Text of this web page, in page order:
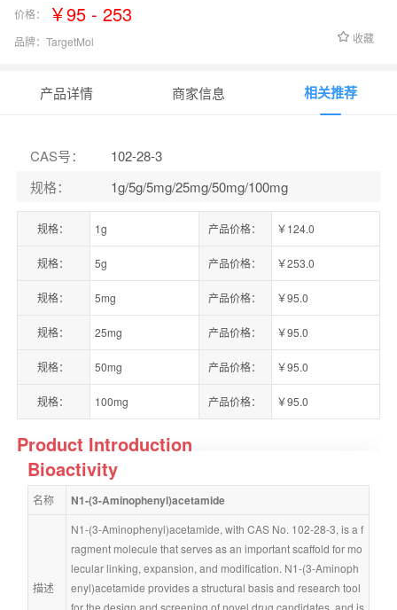
价格： ￥95 - 253
品牌： TargetMol 收藏
产品详情 商家信息 相关推荐
CAS号：
102-28-3
规格： 1g/5g/5mg/25mg/50mg/100mg
规格： 1g 产品价格： ￥124.0
规格： 5g 产品价格： ￥253.0
规格： 5mg 产品价格： ￥95.0
规格： 25mg 产品价格： ￥95.0
规格： 50mg 产品价格： ￥95.0
规格： 100mg 产品价格： ￥95.0
Product Introduction
Bioactivity
名称 N1-(3-Aminophenyl)acetamide
描述
N1-(3-Aminophenyl)acetamide, with CAS No. 102-28-3, is a f
ragment molecule that serves as an important scaffold for mo
lecular linking, expansion, and modification. N1-(3-Aminoph
enyl)acetamide provides a structural basis and research tool
for the design and screening of novel drug candidates, and is